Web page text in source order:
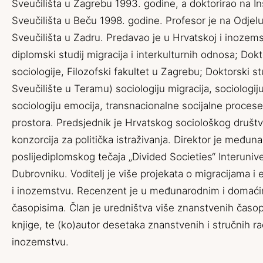
Sveučilišta u Zagrebu 1993. godine, a doktorirao na
Sveučilišta u Beču 1998. godine. Profesor je na
Sveučilišta u Zadru. Predavao je u Hrvatskoj i
diplomski studij migracija i interkulturnih odnosa;
sociologije, Filozofski fakultet u Zagrebu; Doktorski
Sveučilište u Teramu) sociologiju migracija,
sociologiju emocija, transnacionalne socijalne
prostora. Predsjednik je Hrvatskog sociološkog
konzorcija za politička istraživanja. Direktor je
poslijediplomskog tečaja „Divided Societies“
Dubrovniku. Voditelj je više projekata o migracijama i
i inozemstvu. Recenzent je u međunarodnim i
časopisima. Član je uredništva više znanstvenih
knjige, te (ko)autor desetaka znanstvenih i stručnih
inozemstvu.